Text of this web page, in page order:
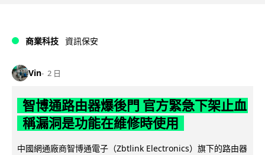
商業科技 資訊保安
Vin 2 日
智博通路由器爆後門 官方緊急下架止血
稱漏洞是功能在維修時使用
中國網通廠商智博通電子（Zbtlink Electronics）旗下的路由器